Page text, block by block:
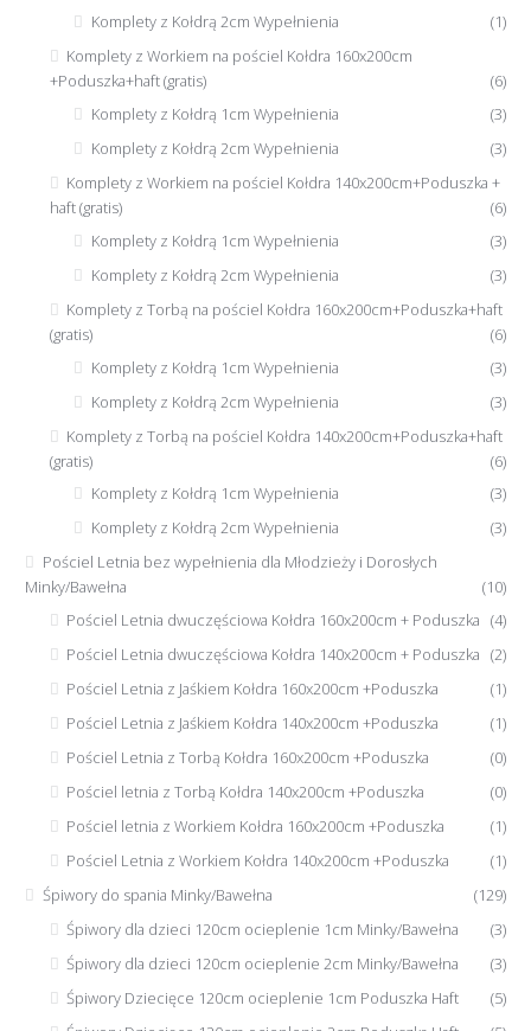
Komplety z Kołdrą 2cm Wypełnienia
(1)
Komplety z Workiem na pościel Kołdra 160x200cm
+Poduszka+haft (gratis)
(6)
Komplety z Kołdrą 1cm Wypełnienia
(3)
Komplety z Kołdrą 2cm Wypełnienia
(3)
Komplety z Workiem na pościel Kołdra 140x200cm+Poduszka +
haft (gratis)
(6)
Komplety z Kołdrą 1cm Wypełnienia
(3)
Komplety z Kołdrą 2cm Wypełnienia
(3)
Komplety z Torbą na pościel Kołdra 160x200cm+Poduszka+haft
(gratis)
(6)
Komplety z Kołdrą 1cm Wypełnienia
(3)
Komplety z Kołdrą 2cm Wypełnienia
(3)
Komplety z Torbą na pościel Kołdra 140x200cm+Poduszka+haft
(gratis)
(6)
Komplety z Kołdrą 1cm Wypełnienia
(3)
Komplety z Kołdrą 2cm Wypełnienia
(3)
Pościel Letnia bez wypełnienia dla Młodzieży i Dorosłych
Minky/Bawełna
(10)
Pościel Letnia dwuczęściowa Kołdra 160x200cm + Poduszka (4)
Pościel Letnia dwuczęściowa Kołdra 140x200cm + Poduszka (2)
Pościel Letnia z Jaśkiem Kołdra 160x200cm +Poduszka
(1)
Pościel Letnia z Jaśkiem Kołdra 140x200cm +Poduszka
(1)
Pościel Letnia z Torbą Kołdra 160x200cm +Poduszka
(0)
Pościel letnia z Torbą Kołdra 140x200cm +Poduszka
(0)
Pościel letnia z Workiem Kołdra 160x200cm +Poduszka
(1)
Pościel Letnia z Workiem Kołdra 140x200cm +Poduszka
(1)
Śpiwory do spania Minky/Bawełna
(129)
Śpiwory dla dzieci 120cm ocieplenie 1cm Minky/Bawełna
(3)
Śpiwory dla dzieci 120cm ocieplenie 2cm Minky/Bawełna
(3)
Śpiwory Dziecięce 120cm ocieplenie 1cm Poduszka Haft
(5)